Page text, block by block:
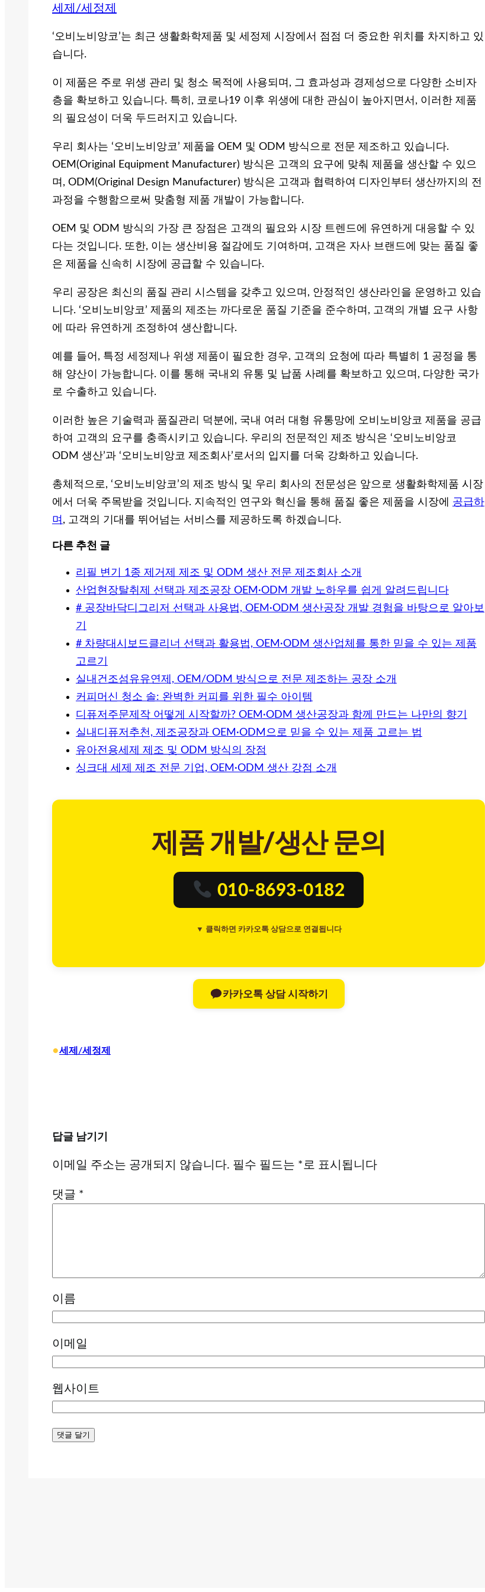
세제/세정제
‘오비노비앙코’는 최근 생활화학제품 및 세정제 시장에서 점점 더 중요한 위치를 차지하고 있
습니다.
이 제품은 주로 위생 관리 및 청소 목적에 사용되며, 그 효과성과 경제성으로 다양한 소비자
층을 확보하고 있습니다. 특히, 코로나19 이후 위생에 대한 관심이 높아지면서, 이러한 제품
의 필요성이 더욱 두드러지고 있습니다.
우리 회사는 ‘오비노비앙코’ 제품을 OEM 및 ODM 방식으로 전문 제조하고 있습니다.
OEM(Original Equipment Manufacturer) 방식은 고객의 요구에 맞춰 제품을 생산할 수 있으
며, ODM(Original Design Manufacturer) 방식은 고객과 협력하여 디자인부터 생산까지의 전
과정을 수행함으로써 맞춤형 제품 개발이 가능합니다.
OEM 및 ODM 방식의 가장 큰 장점은 고객의 필요와 시장 트렌드에 유연하게 대응할 수 있
다는 것입니다. 또한, 이는 생산비용 절감에도 기여하며, 고객은 자사 브랜드에 맞는 품질 좋
은 제품을 신속히 시장에 공급할 수 있습니다.
우리 공장은 최신의 품질 관리 시스템을 갖추고 있으며, 안정적인 생산라인을 운영하고 있습
니다. ‘오비노비앙코’ 제품의 제조는 까다로운 품질 기준을 준수하며, 고객의 개별 요구 사항
에 따라 유연하게 조정하여 생산합니다.
예를 들어, 특정 세정제나 위생 제품이 필요한 경우, 고객의 요청에 따라 특별히 1 공정을 통
해 양산이 가능합니다. 이를 통해 국내외 유통 및 납품 사례를 확보하고 있으며, 다양한 국가
로 수출하고 있습니다.
이러한 높은 기술력과 품질관리 덕분에, 국내 여러 대형 유통망에 오비노비앙코 제품을 공급
하여 고객의 요구를 충족시키고 있습니다. 우리의 전문적인 제조 방식은 ‘오비노비앙코
ODM 생산’과 ‘오비노비앙코 제조회사’로서의 입지를 더욱 강화하고 있습니다.
총체적으로, ‘오비노비앙코’의 제조 방식 및 우리 회사의 전문성은 앞으로 생활화학제품 시장
에서 더욱 주목받을 것입니다. 지속적인 연구와 혁신을 통해 품질 좋은 제품을 시장에 공급하
며 , 고객의 기대를 뛰어넘는 서비스를 제공하도록 하겠습니다.
다른 추천 글
리필 변기 1종 제거제 제조 및 ODM 생산 전문 제조회사 소개
산업현장탈취제 선택과 제조공장 OEM·ODM 개발 노하우를 쉽게 알려드립니다
# 공장바닥디그리저 선택과 사용법, OEM·ODM 생산공장 개발 경험을 바탕으로 알아보
기
# 차량대시보드클리너 선택과 활용법, OEM·ODM 생산업체를 통한 믿을 수 있는 제품
고르기
실내건조섬유유연제, OEM/ODM 방식으로 전문 제조하는 공장 소개
커피머신 청소 솔: 완벽한 커피를 위한 필수 아이템
디퓨저주문제작 어떻게 시작할까? OEM·ODM 생산공장과 함께 만드는 나만의 향기
실내디퓨저추천, 제조공장과 OEM·ODM으로 믿을 수 있는 제품 고르는 법
유아전용세제 제조 및 ODM 방식의 장점
싱크대 세제 제조 전문 기업, OEM·ODM 생산 강점 소개
제품 개발/생산 문의
010-8693-0182
▼ 클릭하면 카카오톡 상담으로 연결됩니다
카카오톡 상담 시작하기
•세제/세정제
답글 남기기
이메일 주소는 공개되지 않습니다. 필수 필드는 *로 표시됩니다
댓글 *
이름
이메일
웹사이트